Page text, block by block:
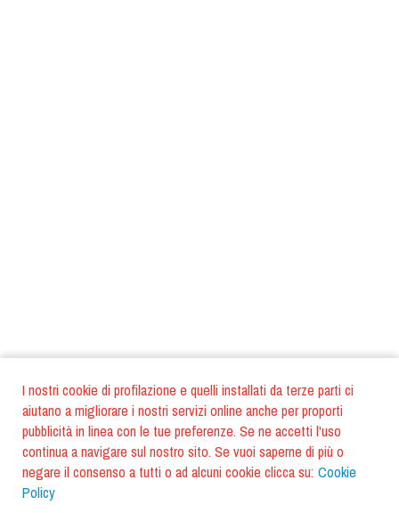
I nostri cookie di profilazione e quelli installati da terze parti ci
aiutano a migliorare i nostri servizi online anche per proporti
pubblicità in linea con le tue preferenze. Se ne accetti l'uso
continua a navigare sul nostro sito. Se vuoi saperne di più o
negare il consenso a tutti o ad alcuni cookie clicca su: Cookie
Policy